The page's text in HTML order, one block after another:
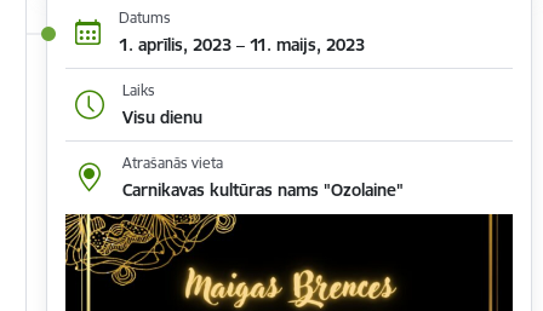
Datums
1. aprīlis, 2023 – 11. maijs, 2023
Laiks
Visu dienu
Atrašanās vieta
Carnikavas kultūras nams "Ozolaine"